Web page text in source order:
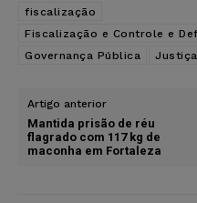
fiscalização
Fiscalização e Controle e
Governança Pública
Artigo anterior
Mantida prisão de réu
flagrado com 117 kg de
maconha em Fortaleza